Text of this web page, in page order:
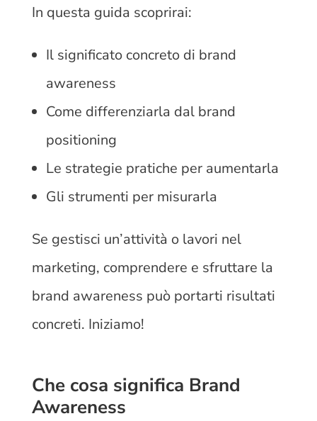
In questa guida scoprirai:
Il significato concreto di brand
awareness
Come differenziarla dal brand
positioning
Le strategie pratiche per aumentarla
Gli strumenti per misurarla
Se gestisci un’attività o lavori nel
marketing, comprendere e sfruttare la
brand awareness può portarti risultati
concreti. Iniziamo!
Che cosa significa Brand
Awareness